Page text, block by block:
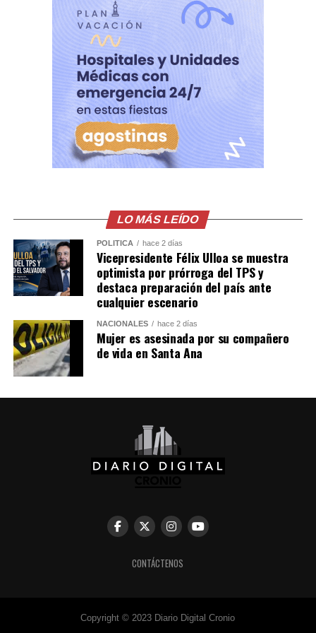
“El FMLN ve en el doctor Aguirre un aliado, una persona
con capacidad de sacar adelante este país, a todos los
sectores, a la juventud, las mujeres, los adultos mayores,
los emprendedores, porque se trata de no dejar a nadie
afuera, incluso a los opositores”, afirmó Flores.
Además, sostuvo que, de ganar Aguirre la elección
presidencial, por primera vez la población tendría
“representantes verdaderos” y aseguró que el FMLN
respaldará esa gestión.
Santos, Flores indicó que es una luchadora con
principios y sostuvo que, junto con Rafael Aguirre,
conforman una “fórmula fuerte”.
Comparte esto:
Facebook X
Me gusta esto:
LO MÁS LEÍDO
POLÍTICA hace 2 días
Vicepresidente Félix Ulloa se muestra
optimista por prórroga del TPS y
destaca preparación del país ante
cualquier escenario
NACIONALES hace 2 días
Mujer es asesinada por su compañero
de vida en Santa Ana
CONTÁCTENOS
Copyright © 2023 Diario Digital Cronio